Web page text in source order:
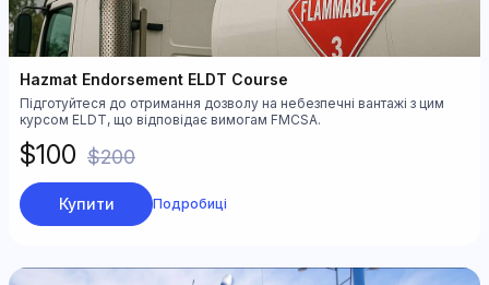
Hazmat Endorsement ELDT Course
Підготуйтеся до отримання дозволу на небезпечні вантажі з цим
курсом ELDT, що відповідає вимогам FMCSA.
$100 $200
Купити Подробиці
Ознайомтесь